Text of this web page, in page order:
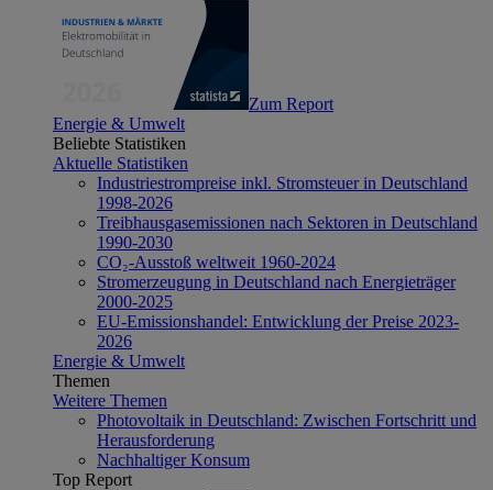
Zum Report
Energie & Umwelt
Beliebte Statistiken
Aktuelle Statistiken
Industriestrompreise inkl. Stromsteuer in Deutschland
1998-2026
Treibhausgasemissionen nach Sektoren in Deutschland
1990-2030
CO₂-Ausstoß weltweit 1960-2024
Stromerzeugung in Deutschland nach Energieträger
2000-2025
EU-Emissionshandel: Entwicklung der Preise 2023-
2026
Energie & Umwelt
Themen
Weitere Themen
Photovoltaik in Deutschland: Zwischen Fortschritt und
Herausforderung
Nachhaltiger Konsum
Top Report